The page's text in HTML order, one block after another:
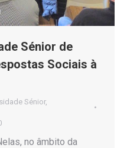
Sénior de
Sociais à
Sénior,
no âmbito da